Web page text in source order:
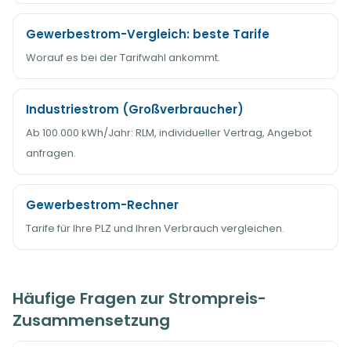
Gewerbestrom-Vergleich: beste Tarife
Worauf es bei der Tarifwahl ankommt.
Industriestrom (Großverbraucher)
Ab 100.000 kWh/Jahr: RLM, individueller Vertrag, Angebot
anfragen.
Gewerbestrom-Rechner
Tarife für Ihre PLZ und Ihren Verbrauch vergleichen.
Häufige Fragen zur Strompreis-
Zusammensetzung